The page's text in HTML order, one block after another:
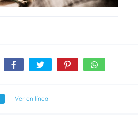
Ver en línea